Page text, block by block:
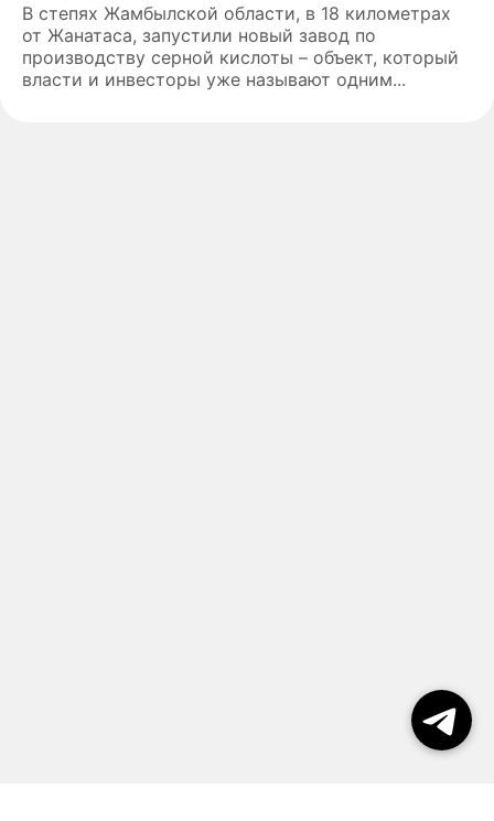
В степях Жамбылской области, в 18 километрах
от Жанатаса, запустили новый завод по
производству серной кислоты – объект, который
власти и инвесторы уже называют одним...